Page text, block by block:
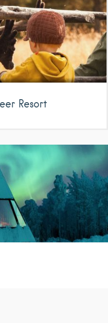
Resort